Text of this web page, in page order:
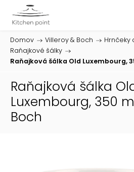
Domov / Villeroy & Boch / Hrnčeky
Raňajkové šálky /
Raňajková šálka Old Luxembourg,
Raňajková šálka
Luxembourg, 350
Boch